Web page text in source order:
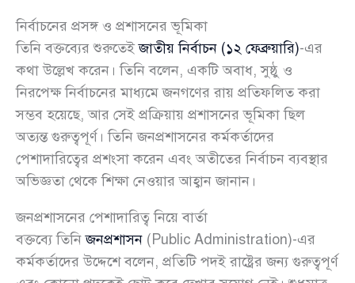
নির্বাচনের প্রসঙ্গ ও প্রশাসনের ভূমিকা
তিনি বক্তব্যের শুরুতেইজাতীয় নির্বাচন (১২ ফেব্রুয়ারি)-এর
কথা উল্লেখ করেন। তিনি বলেন, একটি অবাধ, সুষ্ঠু ও
নিরপেক্ষ নির্বাচনের মাধ্যমে জনগণের রায় প্রতিফলিত করা
সম্ভব হয়েছে, আর সেই প্রক্রিয়ায় প্রশাসনের ভূমিকা ছিল
অত্যন্ত গুরুত্বপূর্ণ। তিনি জনপ্রশাসনের কর্মকর্তাদের
পেশাদারিত্বের প্রশংসা করেন এবং অতীতের নির্বাচন ব্যবস্থার
অভিজ্ঞতা থেকে শিক্ষা নেওয়ার আহ্বান জানান।
জনপ্রশাসনের পেশাদারিত্ব নিয়ে বার্তা
বক্তব্যে তিনিজনপ্রশাসন (Public Administration)-এর
কর্মকর্তাদের উদ্দেশে বলেন, প্রতিটি পদই রাষ্ট্রের জন্য গুরুত্বপূর্ণ